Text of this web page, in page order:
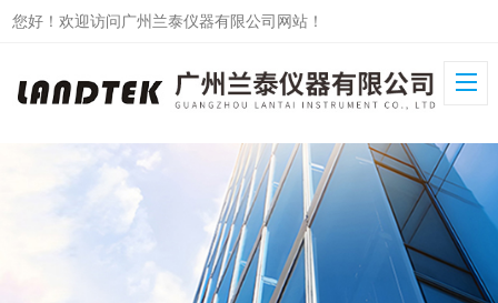
您好！欢迎访问广州兰泰仪器有限公司网站！